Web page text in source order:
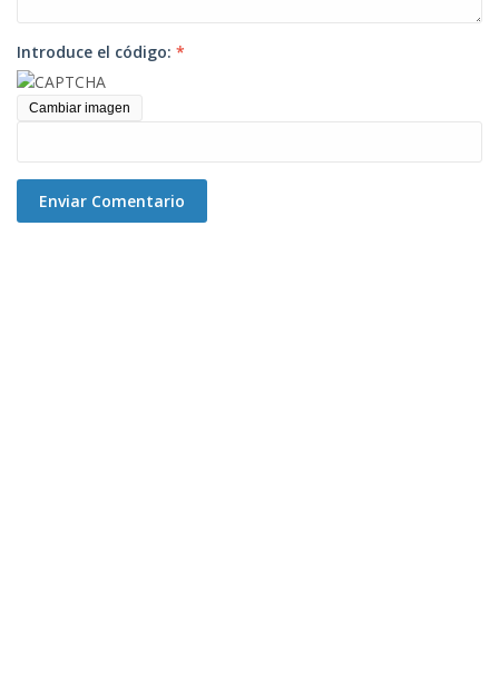
Introduce el código: *
Cambiar imagen
Enviar Comentario